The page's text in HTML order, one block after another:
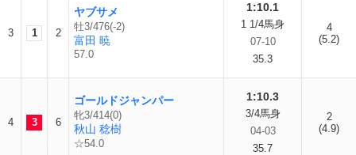
3 1 2
ヤブサメ
牡3/476(-2)
富田 暁
57.0
1:10.1
1 1/4馬身
07-10
35.3
4
(5.2)
4 3 6
ゴールドジャンパー
牝3/414(0)
秋山 稔樹
☆54.0
1:10.3
3/4馬身
04-03
35.7
2
(4.9)